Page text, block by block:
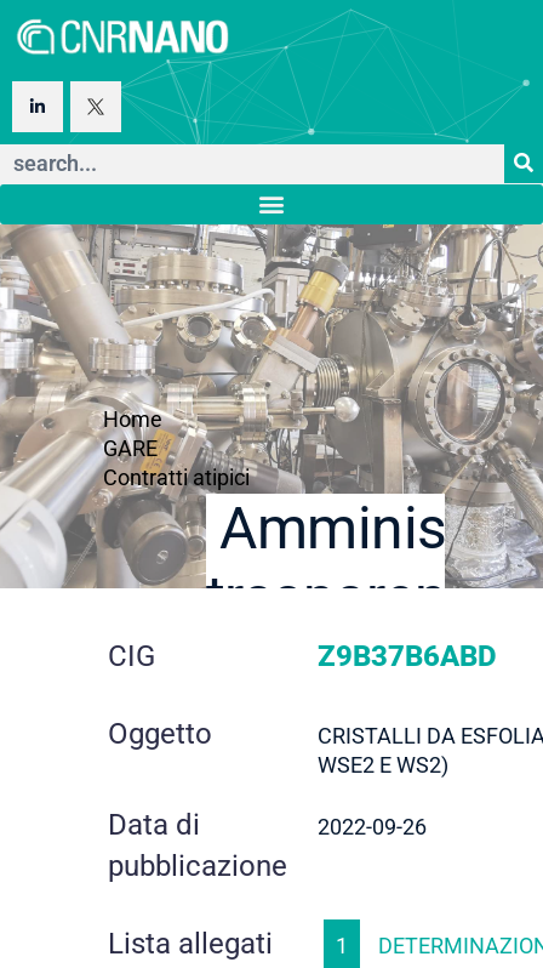
Home
GARE
Contratti atipici
trasparente
dettaglio
gara
CIG Z9B37B6ABD
Oggetto
CRISTALLI DA
WSE2 E WS2)
Data di
pubblicazione
2022-09-26
Lista allegati 1